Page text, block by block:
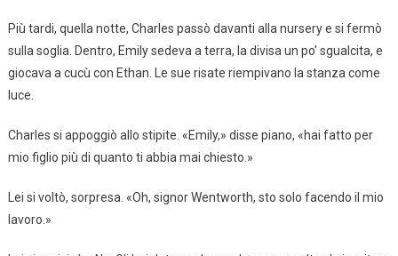
Più tardi, quella notte, Charles passò davanti alla nursery e si fermò
sulla soglia. Dentro, Emily sedeva a terra, la divisa un po’ sgualcita, e
giocava a cucù con Ethan. Le sue risate riempivano la stanza come
luce.
Charles si appoggiò allo stipite. «Emily,» disse piano, «hai fatto per
mio figlio più di quanto ti abbia mai chiesto.»
Lei si voltò, sorpresa. «Oh, signor Wentworth, sto solo facendo il mio
lavoro.»